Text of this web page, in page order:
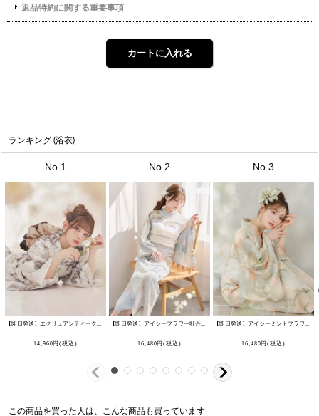
ランキング (浴衣)
No.1
【即日発送】エクリュアンティークローズ浴衣【浴衣３点セット 浴衣/帯/下駄】[OF04]吉木千沙都（ちぃぽぽ）着用 [Y-
14,960円(税込)
No.2
【即日発送】アイシーフラワー牡丹浴衣 【浴衣3点セット 浴衣/帯/下駄】 [FB02]吉木千沙都（ちぃぽぽ）着用
16,480円(税込)
No.3
【即日発送】アイシーミントフラワー浴衣 【浴衣3点セット 浴衣/帯/下駄】 [OF04]
16,480円(税込)
この商品を買った人は、こんな商品も買っています